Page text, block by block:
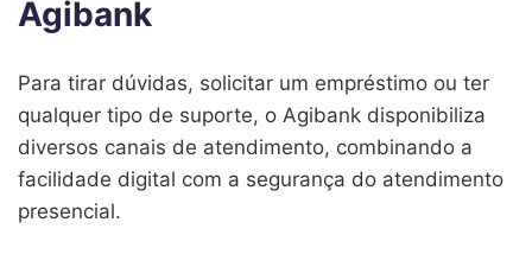
Agibank
Para tirar dúvidas, solicitar um empréstimo ou ter
qualquer tipo de suporte, o Agibank disponibiliza
diversos canais de atendimento, combinando a
facilidade digital com a segurança do atendimento
presencial.